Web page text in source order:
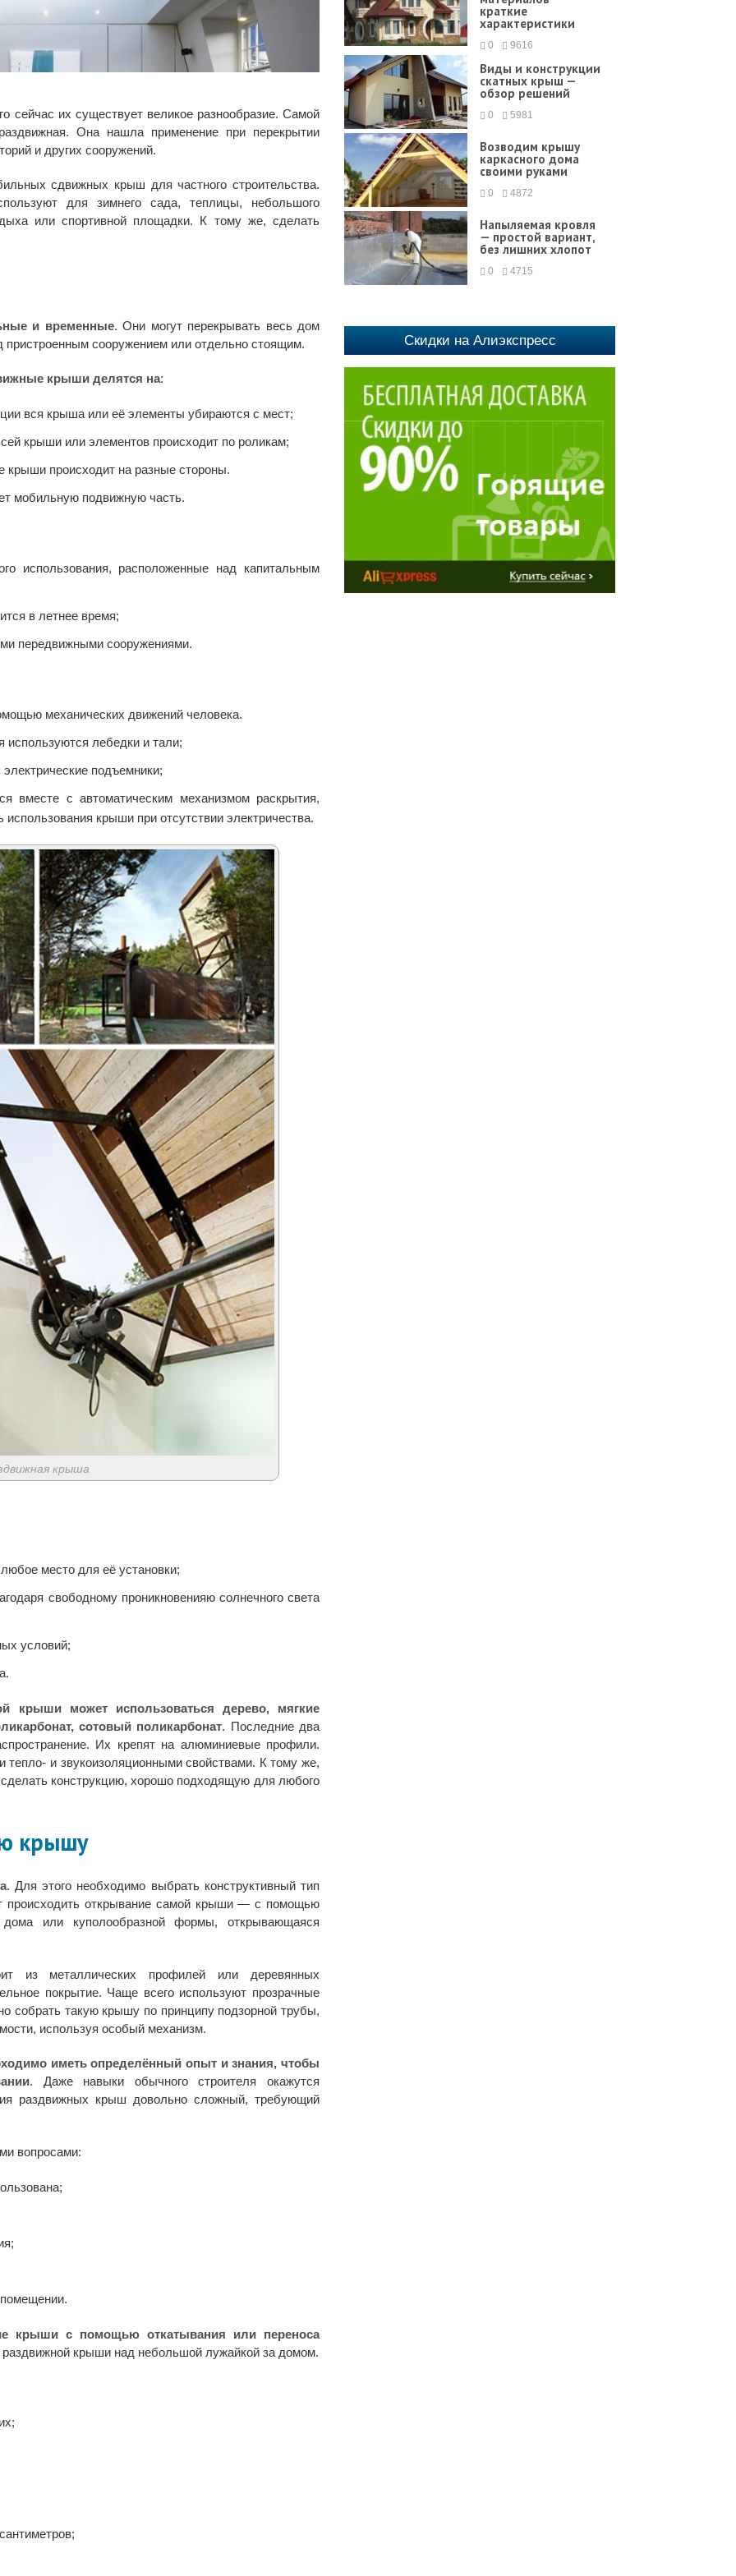
сейчас их существует великое разнообразие. Самой
Она нашла применение при перекрытии
и других сооружений.
сдвижных крыш для частного строительства.
для зимнего сада, теплицы, небольшого
или спортивной площадки. К тому же, сделать
и временные. Они могут перекрывать весь дом
пристроенным сооружением или отдельно стоящим.
крыши делятся на:
вся крыша или её элементы убираются с мест;
крыши или элементов происходит по роликам;
происходит на разные стороны.
мобильную подвижную часть.
использования, расположенные над капитальным
в летнее время;
передвижными сооружениями.
механических движений человека.
используются лебедки и тали;
подъемники;
вместе с автоматическим механизмом раскрытия,
крыши при отсутствии электричества.
крыша
место для её установки;
свободному проникновенияю солнечного света
условий;
крыши может использоваться дерево, мягкие
сотовый поликарбонат. Последние два
Их крепят на алюминиевые профили.
и звукоизоляционными свойствами. К тому же,
конструкцию, хорошо подходящую для любого
крышу
. Для этого необходимо выбрать конструктивный тип
открывание самой крыши — с помощью
или куполообразной формы, открывающаяся
из металлических профилей или деревянных
покрытие. Чаще всего используют прозрачные
собрать такую крышу по принципу подзорной трубы,
используя особый механизм.
иметь определённый опыт и знания, чтобы
. Даже навыки обычного строителя окажутся
раздвижных крыш довольно сложный, требующий
вопросами:
крыши с помощью откатывания или переноса
крыши над небольшой лужайкой за домом.
краткие
характеристики
0 9616
Виды и конструкции
скатных крыш —
обзор решений
0 5981
Возводим крышу
каркасного дома
своими руками
0 4872
Напыляемая кровля
— простой вариант,
без лишних хлопот
0 4715
Скидки на Алиэкспресс